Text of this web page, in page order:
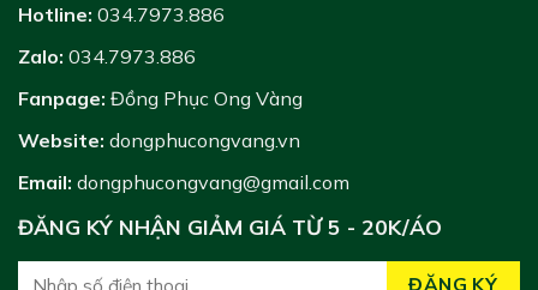
Hotline: 034.7973.886
Zalo: 034.7973.886
Fanpage: Đồng Phục Ong Vàng
Website: dongphucongvang.vn
Email: dongphucongvang@gmail.com
ĐĂNG KÝ NHẬN GIẢM GIÁ TỪ 5 - 20K/ÁO